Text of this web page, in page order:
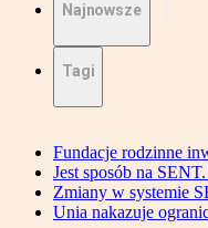
Najnowsze
Tagi
Fundacje rodzinne
Jest sposób na
Zmiany w systemie
Unia nakazuje